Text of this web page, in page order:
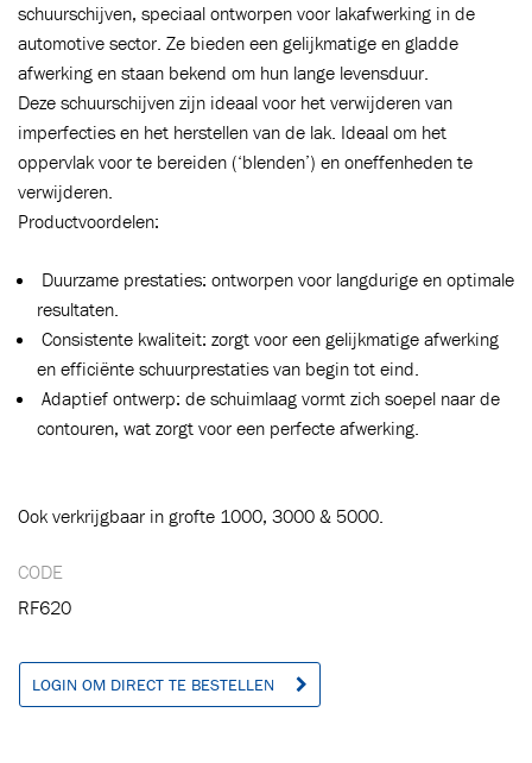
schuurschijven, speciaal ontworpen voor lakafwerking in de
automotive sector. Ze bieden een gelijkmatige en gladde
afwerking en staan bekend om hun lange levensduur.
Deze schuurschijven zijn ideaal voor het verwijderen van
imperfecties en het herstellen van de lak. Ideaal om het
oppervlak voor te bereiden (‘blenden’) en oneffenheden te
verwijderen.
Productvoordelen:
Duurzame prestaties: ontworpen voor langdurige en optimale
resultaten.
Consistente kwaliteit: zorgt voor een gelijkmatige afwerking
en efficiënte schuurprestaties van begin tot eind.
Adaptief ontwerp: de schuimlaag vormt zich soepel naar de
contouren, wat zorgt voor een perfecte afwerking.
Ook verkrijgbaar in grofte 1000, 3000 & 5000.
CODE
RF620
LOGIN OM DIRECT TE BESTELLEN
Toegevoegd aan winkelwagen
VERDER WINKELEN Ga naar winkelwagen